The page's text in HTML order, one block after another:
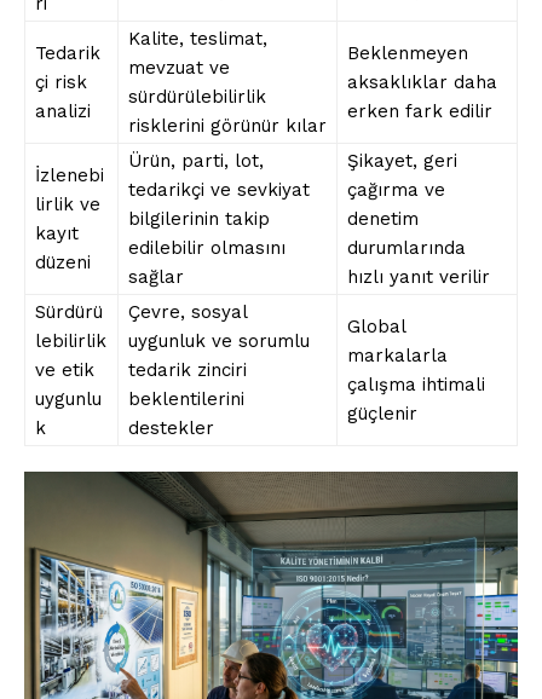
Tedarik
çi risk
analizi
Kalite, teslimat,
mevzuat ve
sürdürülebilirlik
risklerini görünür kılar
Beklenmeyen
aksaklıklar daha
erken fark edilir
İzlenebi
lirlik ve
kayıt
düzeni
Ürün, parti, lot,
tedarikçi ve sevkiyat
bilgilerinin takip
edilebilir olmasını
sağlar
Şikayet, geri
çağırma ve
denetim
durumlarında
hızlı yanıt verilir
Sürdürü
lebilirlik
ve etik
uygunlu
k
Çevre, sosyal
uygunluk ve sorumlu
tedarik zinciri
beklentilerini
destekler
Global
markalarla
çalışma ihtimali
güçlenir